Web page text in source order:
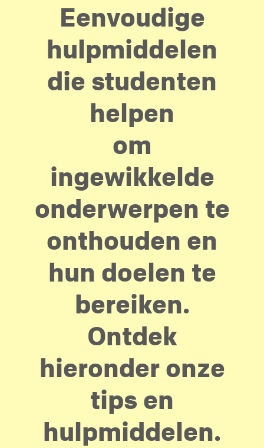
Eenvoudige
hulpmiddelen
die studenten
helpen
om
ingewikkelde
onderwerpen te
onthouden en
hun doelen te
bereiken.
Ontdek
hieronder onze
tips en
hulpmiddelen.